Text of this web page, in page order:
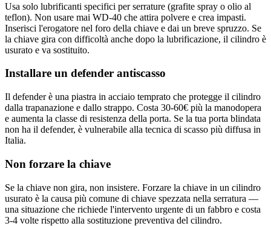
Usa solo lubrificanti specifici per serrature (grafite spray o olio al
teflon). Non usare mai WD-40 che attira polvere e crea impasti.
Inserisci l'erogatore nel foro della chiave e dai un breve spruzzo. Se
la chiave gira con difficoltà anche dopo la lubrificazione, il cilindro è
usurato e va sostituito.
Installare un defender antiscasso
Il defender è una piastra in acciaio temprato che protegge il cilindro
dalla trapanazione e dallo strappo. Costa 30-60€ più la manodopera
e aumenta la classe di resistenza della porta. Se la tua porta blindata
non ha il defender, è vulnerabile alla tecnica di scasso più diffusa in
Italia.
Non forzare la chiave
Se la chiave non gira, non insistere. Forzare la chiave in un cilindro
usurato è la causa più comune di chiave spezzata nella serratura —
una situazione che richiede l'intervento urgente di un fabbro e costa
3-4 volte rispetto alla sostituzione preventiva del cilindro.